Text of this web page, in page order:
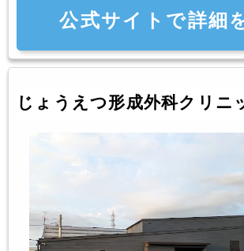
公式サイトで詳細
じょうえつ形成外科クリニ